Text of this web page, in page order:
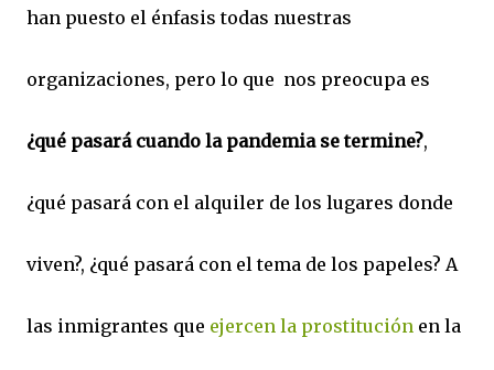
han puesto el énfasis todas nuestras
organizaciones, pero lo que nos preocupa es
¿qué pasará cuando la pandemia se termine?,
¿qué pasará con el alquiler de los lugares donde
viven?, ¿qué pasará con el tema de los papeles? A
las inmigrantes que ejercen la prostitución en la